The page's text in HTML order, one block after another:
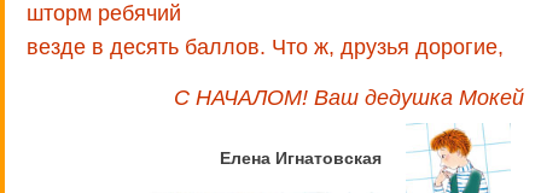
шторм ребячий
везде в десять баллов. Что ж, друзья дорогие,
С НАЧАЛОМ! Ваш дедушка Мокей
Елена Игнатовская